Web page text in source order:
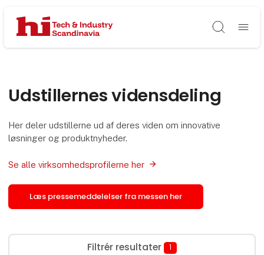
Søg
Udstillernes vidensdeling
Her deler udstillerne ud af deres viden om innovative
løsninger og produktnyheder.
Se alle virksomhedsprofilerne her
Læs pressemeddelelser fra messen her
Filtrér resultater 1